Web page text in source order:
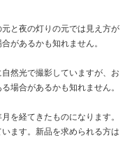
と夜の灯りの元では見え方が
があるかも知れません。
然光で撮影していますが、お
場合があるかも知れません。
を経てきたものになります。
ます。新品を求められる方は